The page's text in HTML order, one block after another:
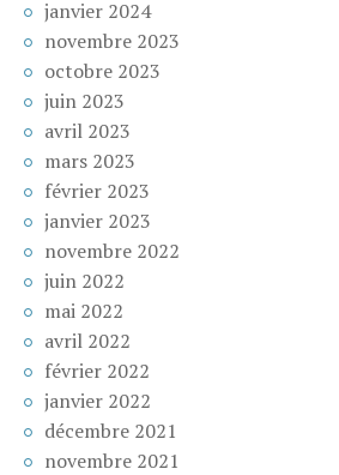
janvier 2024
novembre 2023
octobre 2023
juin 2023
avril 2023
mars 2023
février 2023
janvier 2023
novembre 2022
juin 2022
mai 2022
avril 2022
février 2022
janvier 2022
décembre 2021
novembre 2021